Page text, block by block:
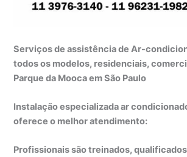
Serviços de assistência de Ar-
todos os modelos, residenciais,
Parque da Mooca em São Paulo
Instalação especializada ar
oferece o melhor atendimento:
Profissionais são treinados,